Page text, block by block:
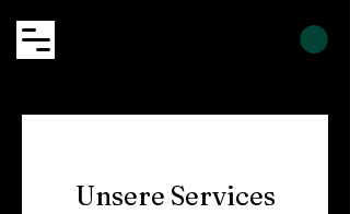
Unsere Services